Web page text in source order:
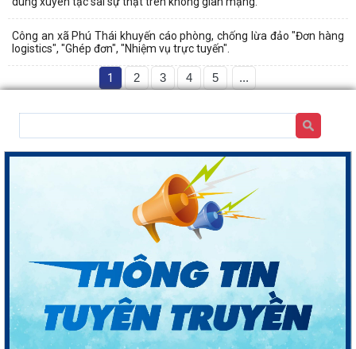
Công an xã Phú Thái khuyến cáo phòng, chống lừa đảo "Đơn hàng
logistics", "Ghép đơn", "Nhiệm vụ trực tuyến".
1 2 3 4 5 ...